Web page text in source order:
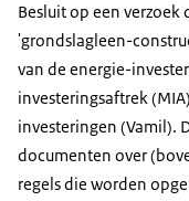
Besluit op een
'grondslagleen-
van de energie-
investeringsaftrek
investeringen (Vamil).
documenten over
regels die worden